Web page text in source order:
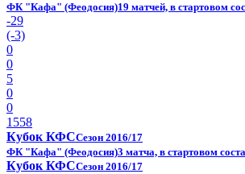
ФК "Кафа" (Феодосия)19 матчей, в стартовом
-29
(-3)
0
0
5
0
0
1558
Кубок КФССезон 2016/17
ФК "Кафа" (Феодосия)3 матча, в стартовом
Кубок КФССезон 2016/17